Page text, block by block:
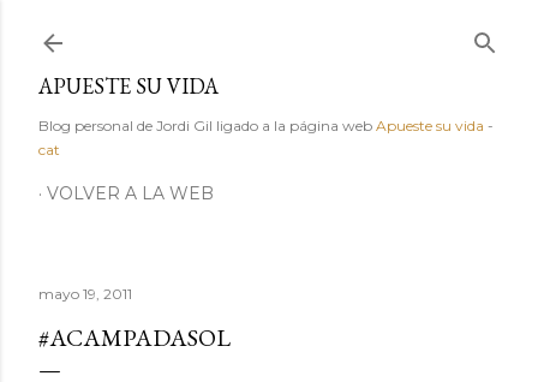
APUESTE SU VIDA
Blog personal de Jordi Gil ligado a la página web Apueste su vida -
cat
VOLVER A LA WEB
mayo 19, 2011
#ACAMPADASOL